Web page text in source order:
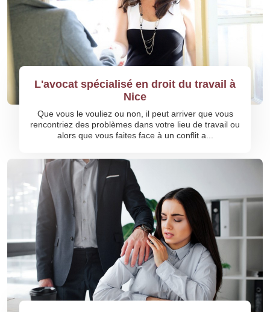
L'avocat spécialisé en droit du travail à
Nice
Que vous le vouliez ou non, il peut arriver que vous
rencontriez des problèmes dans votre lieu de travail ou
alors que vous faites face à un conflit a...